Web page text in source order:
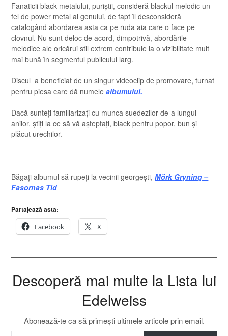
Fanaticii black metalului, puriștii, consideră blackul melodic un
fel de power metal al genului, de fapt îl desconsideră
catalogând abordarea asta ca pe ruda aia care o face pe
clovnul. Nu sunt deloc de acord, dimpotrivă, abordările
melodice ale oricărui stil extrem contribuie la o vizibilitate mult
mai bună în segmentul publicului larg.
Discul a beneficiat de un singur videoclip de promovare, turnat
pentru piesa care dă numelealbumului.
Dacă sunteți familiarizați cu munca suedezilor de-a lungul
anilor, știți la ce să vă așteptați, black pentru popor, bun și
plăcut urechilor.
Băgați albumul să rupeți la vecinii georgești,Mörk Gryning –
Fasornas Tid
Partajează asta:
Facebook
X
Descoperă mai multe la Lista lui
Edelweiss
Abonează-te ca să primești ultimele articole prin email.
TASTEAZĂ EMAILUL TĂU...